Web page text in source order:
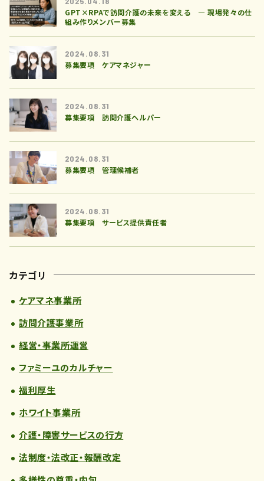
GPT×RPAで訪問介護の未来を変える ― 現場発々の仕
組み作りメンバー募集
2024.08.31
募集要項 ケアマネジャー
2024.08.31
募集要項 訪問介護ヘルパー
2024.08.31
募集要項 管理候補者
2024.08.31
募集要項 サービス提供責任者
カテゴリ
ケアマネ事業所
訪問介護事業所
経営・事業所運営
ファミーユのカルチャー
福利厚生
ホワイト事業所
介護・障害サービスの行方
法制度・法改正・報酬改定